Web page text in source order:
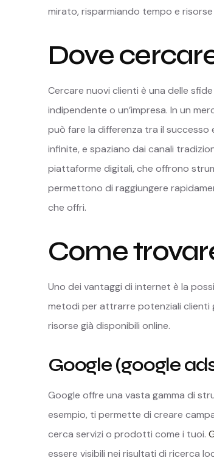
mirato, risparmiando tempo e
Dove
Cercare nuovi clienti è una delle
indipendente o un’impresa. In un
può fare la differenza tra il successo
infinite, e spaziano dai canali
piattaforme digitali, che offrono
permettono di raggiungere
che offri.
Come
Uno dei vantaggi di internet è la
metodi per attrarre potenziali clienti
risorse già disponibili online.
Google (google
Google offre una vasta gamma di
esempio, ti permette di creare
cerca servizi o prodotti come i tuoi.
essere visibili nei risultati di ricerca